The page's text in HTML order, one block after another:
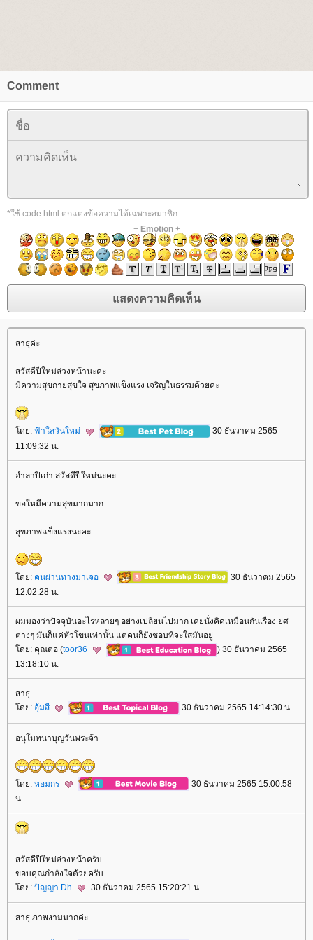
Comment
*ใช้ code html ตกแต่งข้อความได้เฉพาะสมาชิก
+ Emotion+
สาธุค่ะ
สวัสดีปีใหม่ล่วงหน้านะคะ
มีความสุขกายสุขใจ สุขภาพแข็งแรง เจริญในธรรมด้วยค่ะ
ดย: ฟ้าใสวันใหม่
30 ธันวาคม 2565
11:09:32 น.
อำลาปีเก่า สวัสดีปีใหม่นะคะ..
ขอใหมีความสุขมากมาก
สุขภาพแข็งแรงนะคะ..
ดย: คนผ่านทางมาเจอ
30 ธันวาคม 2565
12:02:28 น.
ผมมองว่าปัจจุบันอะไรหลายๆ อย่างเปลี่ยนไปมาก เคยนั่งคิดเหมือนกันเรื่อง ยศ
ต่างๆ มันก็แค่หัวโขนเท่านั้น แต่คนก็ยังชอบที่จะใส่มันอยู่
ดย: คุณต่อ (toor36
) 30 ธันวาคม 2565
13:18:10 น.
สาธุ
ดย: อุ้มสี 30 ธันวาคม 2565 14:14:30 น.
อนุโมทนาบุญวันพระจ้า
ดย: หอมกร
30 ธันวาคม 2565 15:00:58
น.
สวัสดีปีใหม่ล่วงหน้าครับ
ขอบคุณกำลังใจด้วยครับ
ดย: ปัญญา Dh 30 ธันวาคม 2565 15:20:21 น.
สาธุ ภาพงามมากค่ะ